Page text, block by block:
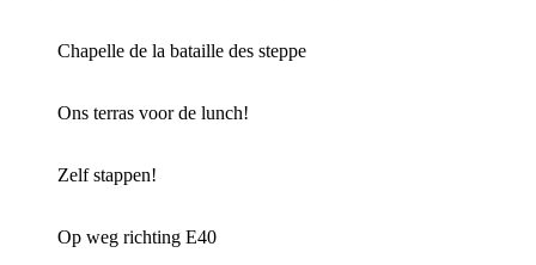
Chapelle de la bataille des steppe
Ons terras voor de lunch!
Zelf stappen!
Op weg richting E40